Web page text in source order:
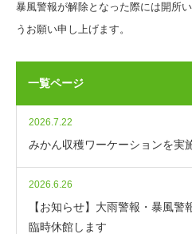
暴風警報が解除となった際には開所
うお願い申し上げます。
一覧ページ
2026.7.22
みかん収穫ワーケーションを実
2026.6.26
【お知らせ】大雨警報・暴風警
臨時休館します